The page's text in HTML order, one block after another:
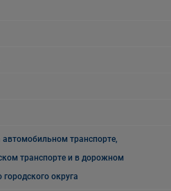
транспорте,
транспорте и в дорожном
округа